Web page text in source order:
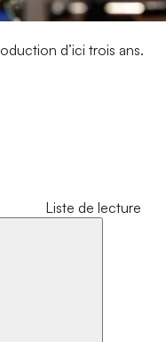
d’ici trois ans.
Liste de lecture